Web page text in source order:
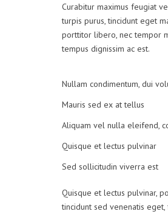
Curabitur maximus feugiat
turpis purus, tincidunt eget
porttitor libero, nec tempor
tempus dignissim ac est.
Nullam condimentum, dui
Mauris sed ex at tellus
Aliquam vel nulla eleifend,
Quisque et lectus pulvinar
Sed sollicitudin viverra est
Quisque et lectus pulvinar,
tincidunt sed venenatis